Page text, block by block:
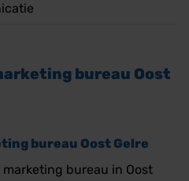
bureau Oost
bureau Oost Gelre
bureau in Oost